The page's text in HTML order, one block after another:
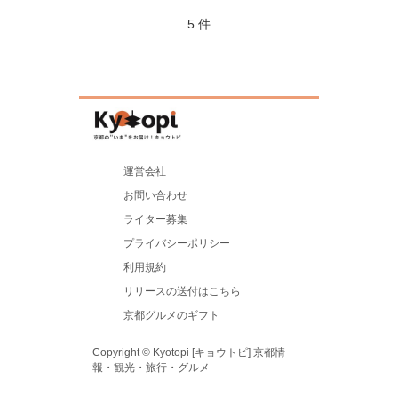
5 件
運営会社
お問い合わせ
ライター募集
プライバシーポリシー
利用規約
リリースの送付はこちら
京都グルメのギフト
Copyright © Kyotopi [キョウトピ] 京都情
報・観光・旅行・グルメ